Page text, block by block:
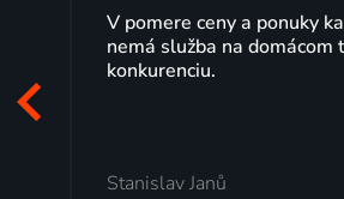
V pomere ceny a ponuky
nemá služba na domácom
konkurenciu.
Stanislav Janů